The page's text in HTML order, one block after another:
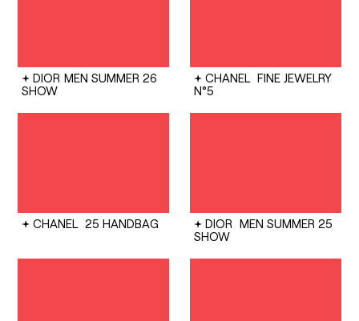
DIOR MEN SUMMER 26
SHOW
CHANEL
FINE JEWELRY
N°5
CHANEL 25 HANDBAG DIOR MEN SUMMER 25
SHOW